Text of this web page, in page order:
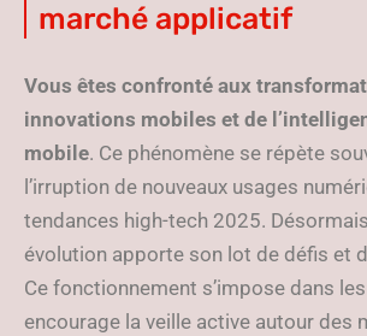
marché applicatif
Vous êtes confronté aux
innovations mobiles et de
mobile. Ce phénomène se répète
l’irruption de nouveaux usages
tendances high-tech 2025.
évolution apporte son lot de défis et
Ce fonctionnement s’impose dans
encourage la veille active autour des